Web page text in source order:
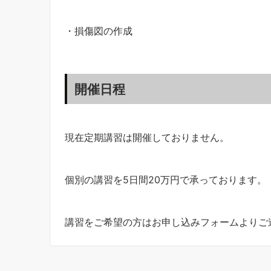
・損傷図の作成
開催日程
現在定期講習は開催しておりません。
個別の講習を5日間20万円で承っております。
講習をご希望の方はお申し込みフォームよりご